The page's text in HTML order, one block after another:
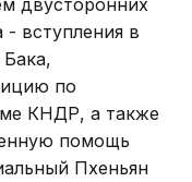
- вступления в
по
КНДР, а также
помощь
Пхеньян